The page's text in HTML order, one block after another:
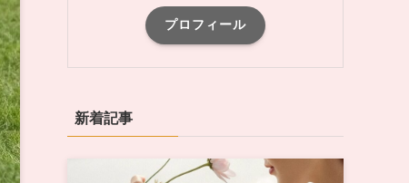
プロフィール
新着記事